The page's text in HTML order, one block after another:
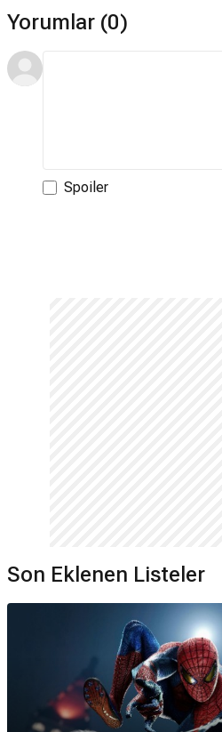
Yorumlar (0)
Spoiler
Son Eklenen Listeler